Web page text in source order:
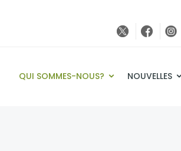
QUI SOMMES-NOUS? NOUVELLES